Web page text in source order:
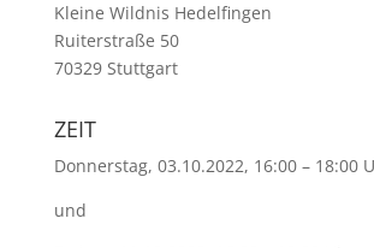
Kleine Wildnis Hedelfingen
Ruiterstraße 50
70329 Stuttgart
ZEIT
Donnerstag, 03.10.2022, 16:00 – 18:00
und